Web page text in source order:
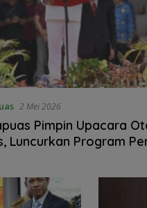
2 Mei 2026
Pimpin Upacara
Luncurkan Program